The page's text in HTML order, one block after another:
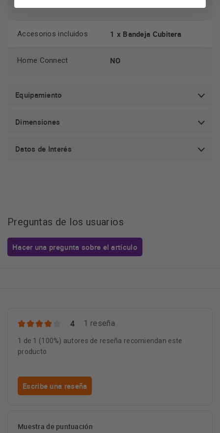
Accesorios incluidos 1 x Bandeja Cubitera
Home Connect NO
Equipamiento
Dimensiones
Datos de Interés
Preguntas de los usuarios
Hacer una pregunta sobre el artículo
4 1 reseña
1 de 1 (100%) autores de reseña recomiendan este
producto
Escribe una reseña
Muestra de puntuación